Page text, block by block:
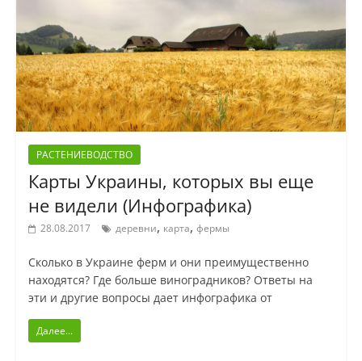
РАСТЕНИЕВОДСТВО
Карты Украины, которых вы еще
не видели (Инфографика)
28.08.2017 деревни, карта, фермы
Сколько в Украине ферм и они преимущественно
находятся? Где больше виноградников? Ответы на
эти и другие вопросы дает инфографика от
Далее...